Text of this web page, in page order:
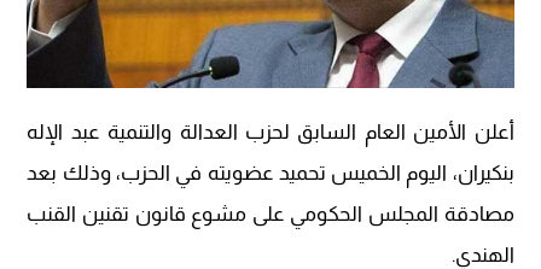
أعلن الأمين العام السابق لحزب العدالة والتنمية عبد الإله
بنكيران، اليوم الخميس تحميد عضويته في الحزب، وذلك بعد
مصادقة المجلس الحكومي على مشوع قانون تقنين القنب
الهندي.